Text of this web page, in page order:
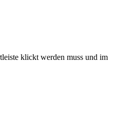
klickt werden muss und im